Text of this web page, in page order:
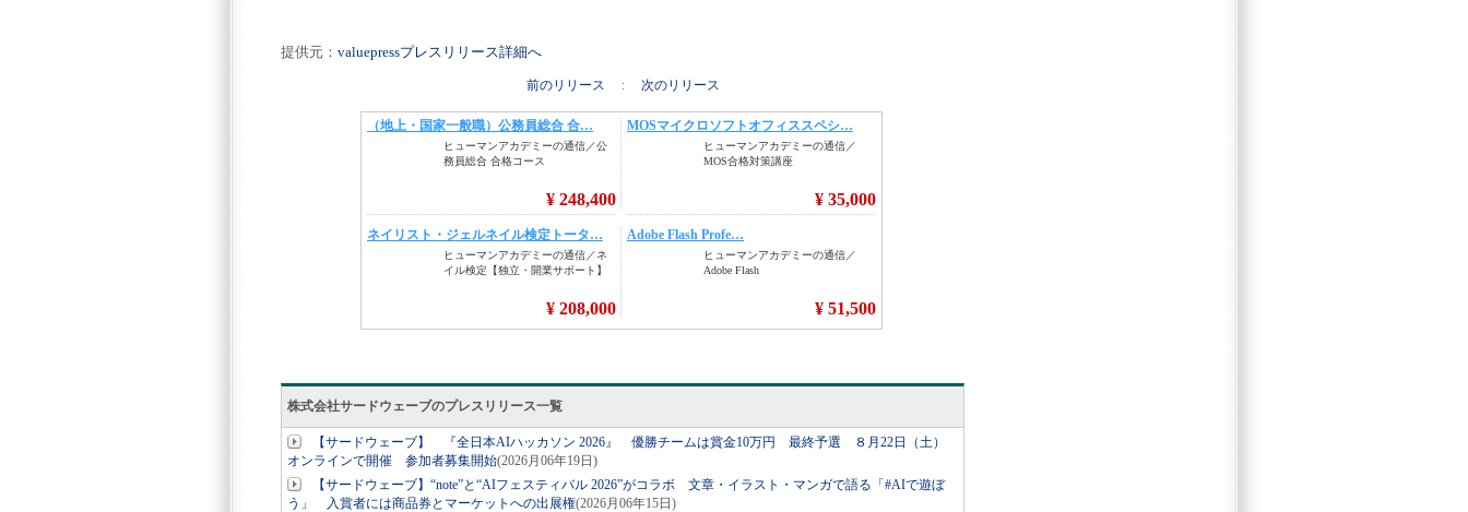
提供元： valuepressプレスリリース詳細へ
前のリリース : 次のリリース
株式会社サードウェーブのプレスリリース一覧
【サードウェーブ】 『全日本AIハッカソン 2026』 優勝チームは賞金10万円 最終予選 ８月22日（土）
オンラインで開催 参加者募集開始(2026月06年19日)
【サードウェーブ】“note”と“AIフェスティバル 2026”がコラボ 文章・イラスト・マンガで語る「#AIで遊ぼ
う」 入賞者には商品券とマーケットへの出展権(2026月06年15日)